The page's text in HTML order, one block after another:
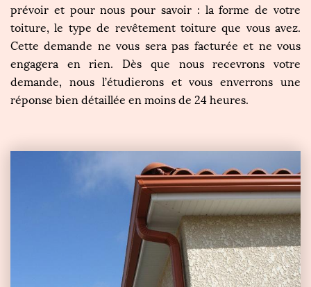
prévoir et pour nous pour savoir : la forme de votre
toiture, le type de revêtement toiture que vous avez.
Cette demande ne vous sera pas facturée et ne vous
engagera en rien. Dès que nous recevrons votre
demande, nous l’étudierons et vous enverrons une
réponse bien détaillée en moins de 24 heures.